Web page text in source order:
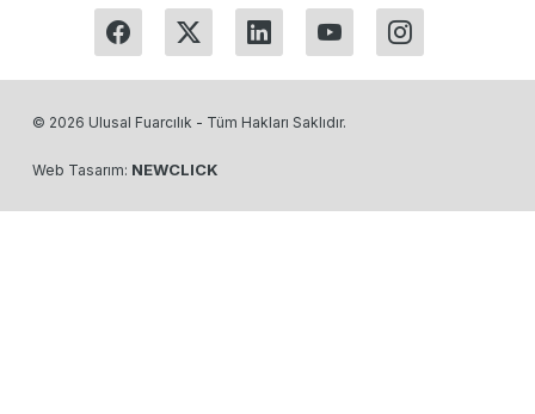
© 2026 Ulusal Fuarcılık - Tüm Hakları Saklıdır.
Web Tasarım: NEWCLICK